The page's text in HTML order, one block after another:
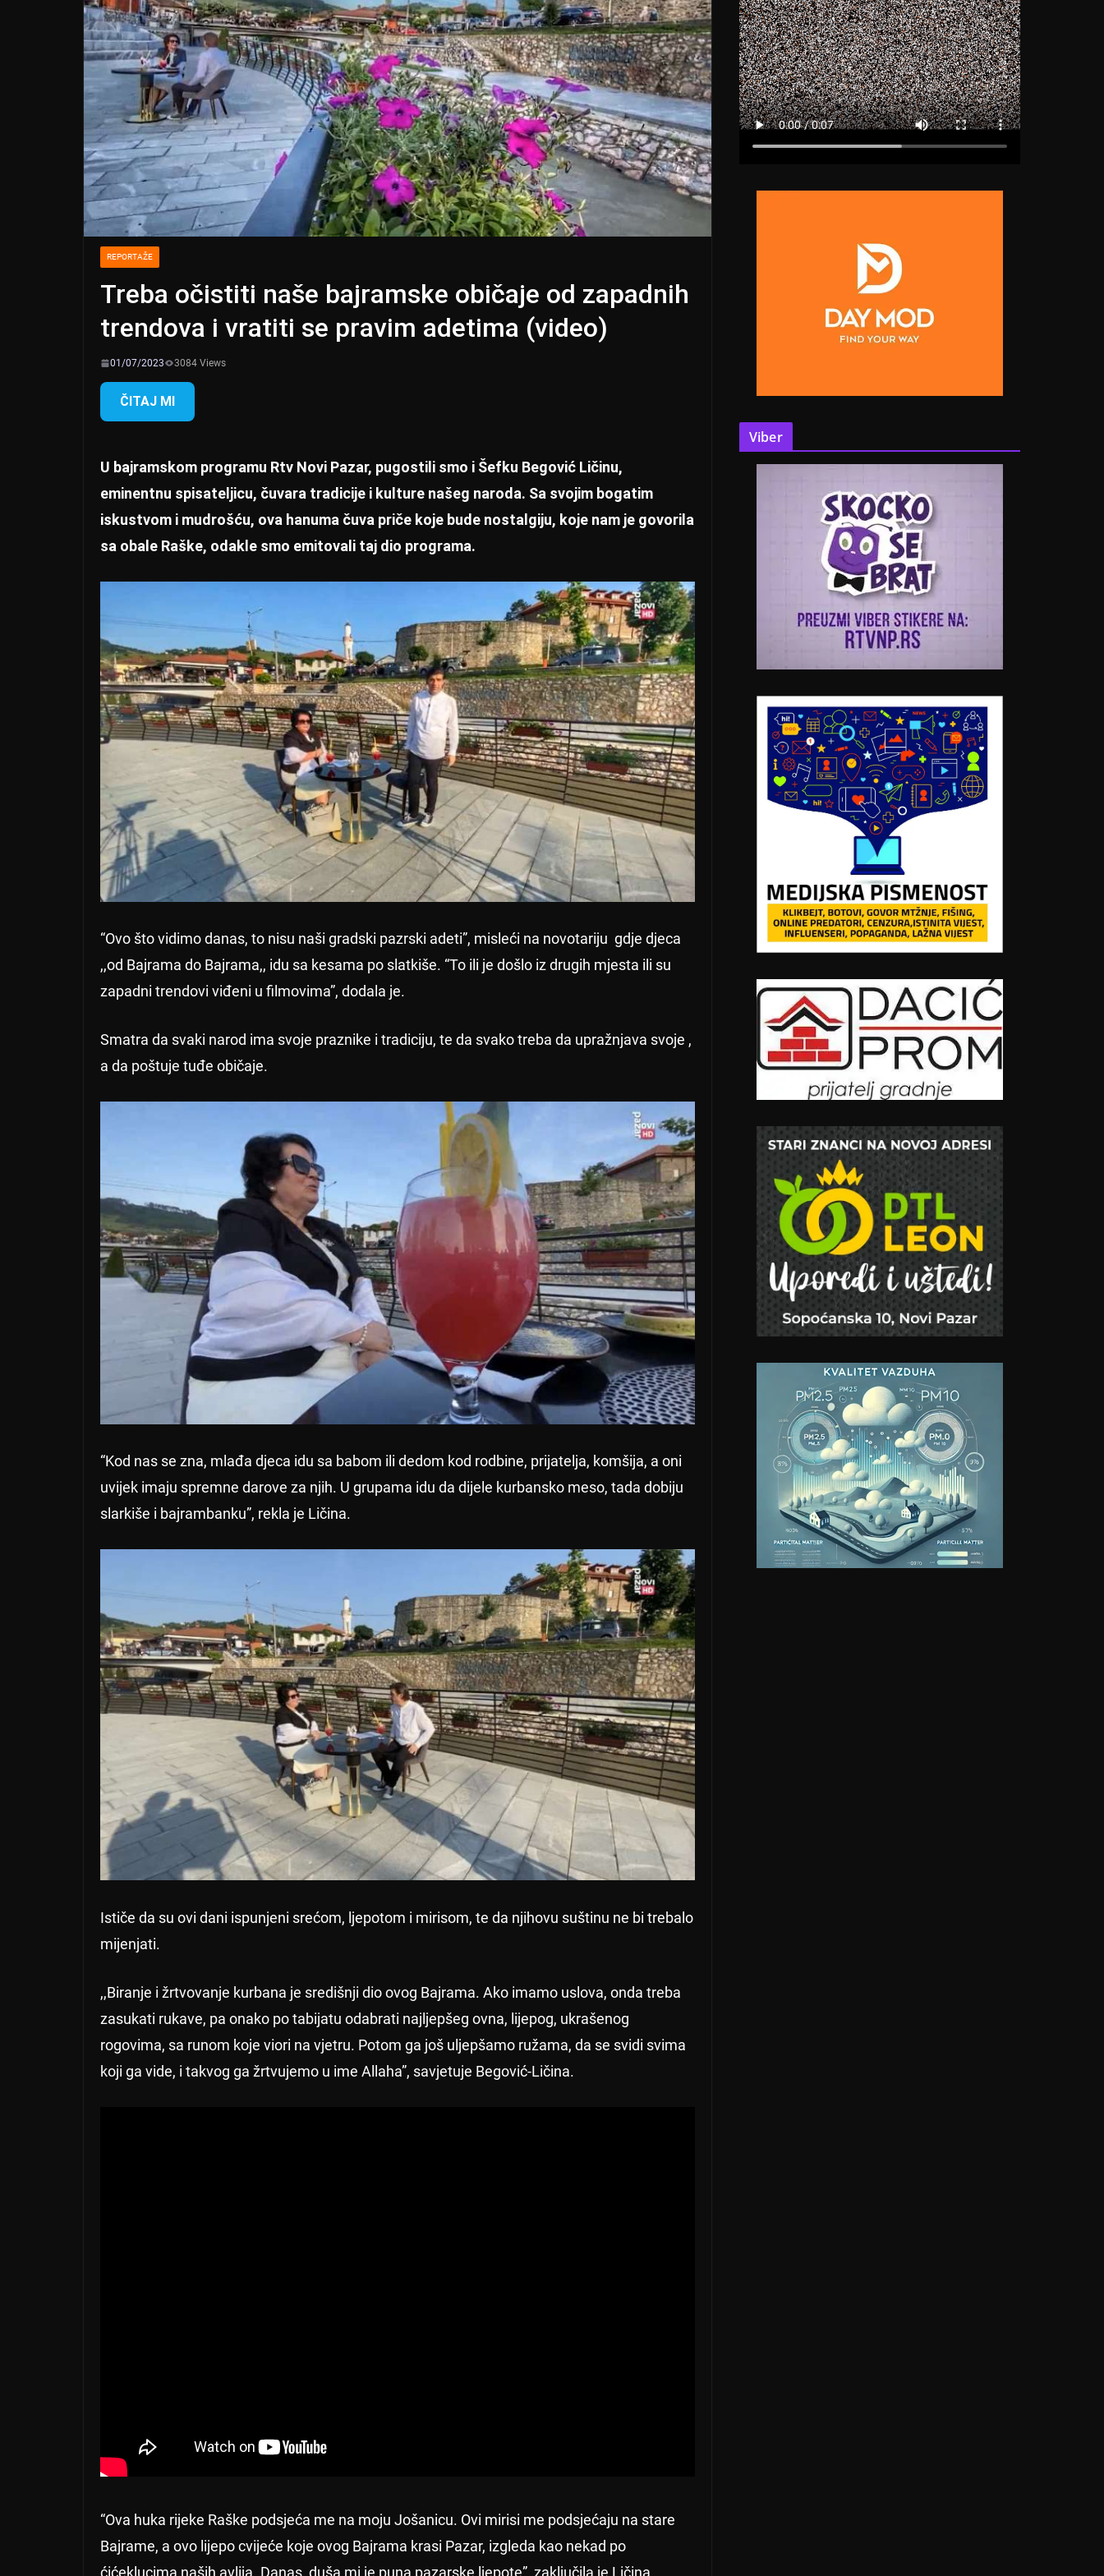
REPORTAŽE
Treba očistiti naše bajramske običaje od zapadnih
trendova i vratiti se pravim adetima (video)
01/07/2023 3084 Views
ČITAJ MI
U bajramskom programu Rtv Novi Pazar, pugostili smo i Šefku Begović Ličinu,
eminentnu spisateljicu, čuvara tradicije i kulture našeg naroda. Sa svojim bogatim
iskustvom i mudrošću, ova hanuma čuva priče koje bude nostalgiju, koje nam je govorila
sa obale Raške, odakle smo emitovali taj dio programa.
“Ovo što vidimo danas, to nisu naši gradski pazrski adeti”, misleći na novotariju gdje djeca
,,od Bajrama do Bajrama,, idu sa kesama po slatkiše. “To ili je došlo iz drugih mjesta ili su
zapadni trendovi viđeni u filmovima”, dodala je.
Smatra da svaki narod ima svoje praznike i tradiciju, te da svako treba da upražnjava svoje ,
a da poštuje tuđe običaje.
“Kod nas se zna, mlađa djeca idu sa babom ili dedom kod rodbine, prijatelja, komšija, a oni
uvijek imaju spremne darove za njih. U grupama idu da dijele kurbansko meso, tada dobiju
slarkiše i bajrambanku”, rekla je Ličina.
Ističe da su ovi dani ispunjeni srećom, ljepotom i mirisom, te da njihovu suštinu ne bi trebalo
mijenjati.
,,Biranje i žrtvovanje kurbana je središnji dio ovog Bajrama. Ako imamo uslova, onda treba
zasukati rukave, pa onako po tabijatu odabrati najljepšeg ovna, lijepog, ukrašenog
rogovima, sa runom koje viori na vjetru. Potom ga još uljepšamo ružama, da se svidi svima
koji ga vide, i takvog ga žrtvujemo u ime Allaha”, savjetuje Begović-Ličina.
“Ova huka rijeke Raške podsjeća me na moju Jošanicu. Ovi mirisi me podsjećaju na stare
Bajrame, a ovo lijepo cvijeće koje ovog Bajrama krasi Pazar, izgleda kao nekad po
ćićeklucima naših avlija. Danas, duša mi je puna pazarske ljepote”, zaključila je Ličina
Viber